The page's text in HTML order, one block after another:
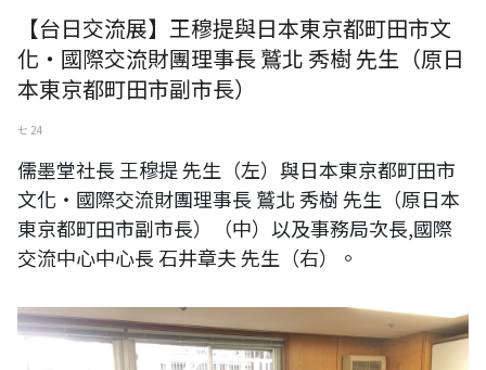
【台日交流展】王穆提與日本東京都町田市文
化・國際交流財團理事長 鷲北 秀樹 先生（原日
本東京都町田市副市長）
七 24
儒墨堂社長 王穆提 先生（左）與日本東京都町田市
文化・國際交流財團理事長 鷲北 秀樹 先生（原日本
東京都町田市副市長）（中）以及事務局次長,國際
交流中心中心長 石井章夫 先生（右）。